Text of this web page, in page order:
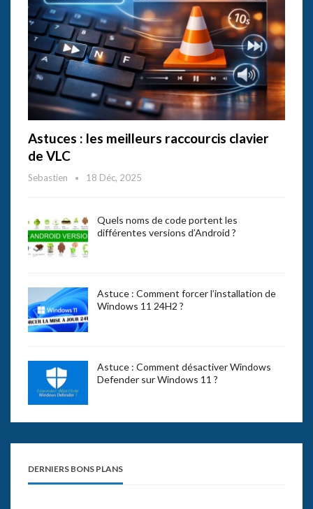
Astuces : les meilleurs raccourcis clavier
de VLC
Sebastien 18 Déc, 2025
Quels noms de code portent les
différentes versions d’Android ?
Astuce : Comment forcer l’installation de
Windows 11 24H2 ?
Astuce : Comment désactiver Windows
Defender sur Windows 11 ?
DERNIERS BONS PLANS